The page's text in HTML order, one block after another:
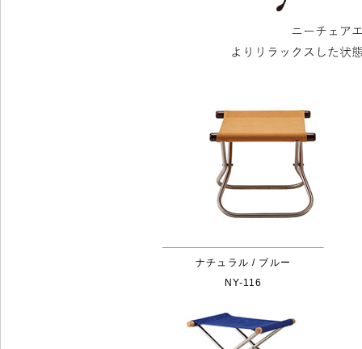
ナチュラル / ブルー
NY-116